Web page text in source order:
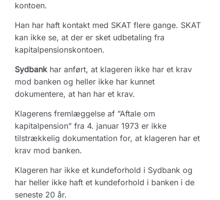
kontoen.
Han har haft kontakt med SKAT flere gange. SKAT
kan ikke se, at der er sket udbetaling fra
kapitalpensionskontoen.
Sydbankhar anført, at klageren ikke har et krav
mod banken og heller ikke har kunnet
dokumentere, at han har et krav.
Klagerens fremlæggelse af ”Aftale om
kapitalpension” fra 4. januar 1973 er ikke
tilstrækkelig dokumentation for, at klageren har et
krav mod banken.
Klageren har ikke et kundeforhold i Sydbank og
har heller ikke haft et kundeforhold i banken i de
seneste 20 år.